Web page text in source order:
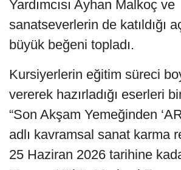
Yardımcısı Ayhan Malkoç ve
sanatseverlerin de katıldığı
büyük beğeni topladı.
Kursiyerlerin eğitim süreci
vererek hazırladığı eserleri
“Son Akşam Yemeğinden
adlı kavramsal sanat karma
25 Haziran 2026 tarihine